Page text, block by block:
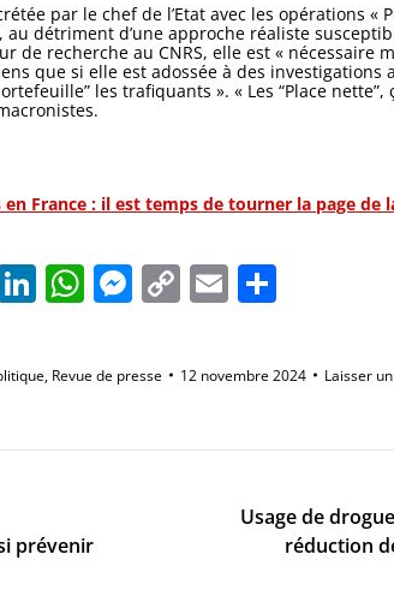
par le chef de l’Etat avec les opérations «
détriment d’une approche réaliste
de recherche au CNRS, elle est « nécessaire
que si elle est adossée à des
les trafiquants ». « Les “Place
en France : il est temps de tourner la page de
LinkedIn
WhatsApp
Messenger
Copy
Link
Email
, Revue de presse 12 novembre 2024 Laisser
prévenir
Onglet
suivant
Usage de
réduction